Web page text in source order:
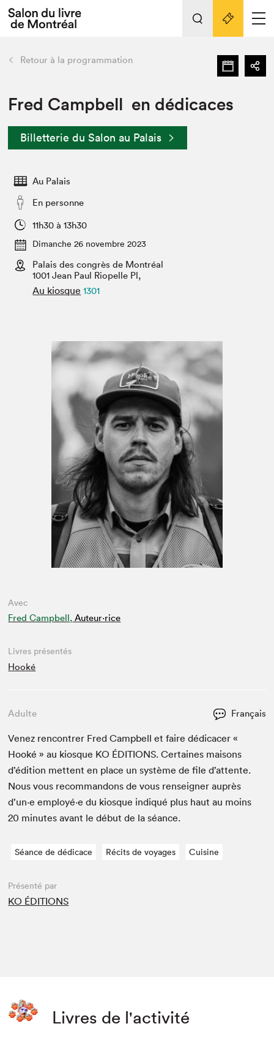
Espace exposant⋅e⋅s
Espace enseignant·e·s
Espace médias
L'événement
Préparer sa visite au Salon
Actualités
SLM PRO
retour Nos activités
Préparer sa visite
Salon dans la ville et en ligne
Projets partenaires
Liens pratiques
Retour à la programmation
Fred Campbell en dédicaces
Billetterie du Salon au Palais
Au Palais
En personne
11h30 à 13h30
Dimanche 26 novembre 2023
Palais des congrès de Montréal
1001 Jean Paul Riopelle Pl,
Au kiosque 1301
Avec
Fred Campbell, Auteur·rice
Livres présentés
Hooké
Adulte Français
Venez ren­con­tr­er Fred Camp­bell et faire dédi­cac­er «
Hooké » au kiosque KO ÉDI­TIONS. Cer­taines maisons
d’édi­tion met­tent en place un sys­tème de file d’at­tente.
Nous vous recom­man­dons de vous ren­seign­er auprès
d’un·e employé·e du kiosque indiqué plus haut au moins
20 min­utes avant le début de la séance.
Séance de dédicace Récits de voyages Cuisine
Présenté par
KO ÉDITIONS
Livres de l'activité